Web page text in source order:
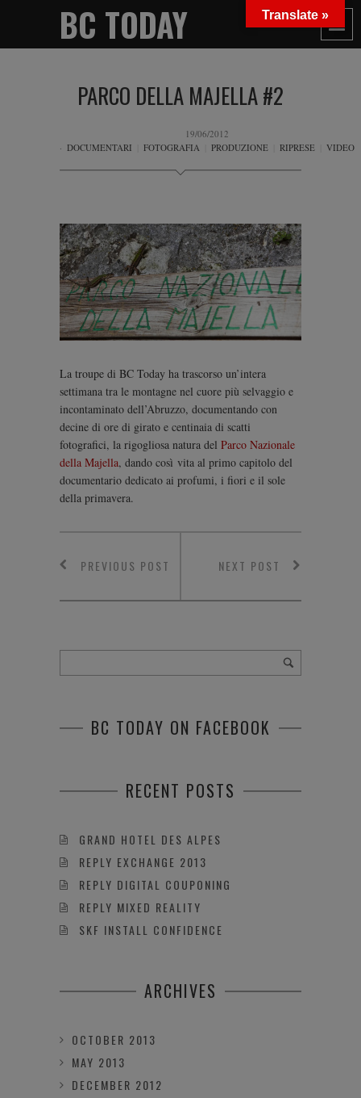
BC TODAY
PARCO DELLA MAJELLA #2
19/06/2012
DOCUMENTARI
FOTOGRAFIA PRODUZIONE RIPRESE VIDEO
La troupe di BC Today ha trascorso un’intera
settimana tra le montagne nel cuore più selvaggio e
incontaminato dell’Abruzzo, documentando con
decine di ore di girato e centinaia di scatti
fotografici, la rigogliosa natura del Parco Nazionale
della Majella, dando così vita al primo capitolo del
documentario dedicato ai profumi, i fiori e il sole
della primavera.
PREVIOUS POST NEXT POST
BC TODAY ON FACEBOOK
RECENT POSTS
GRAND HOTEL DES ALPES
REPLY EXCHANGE 2013
REPLY DIGITAL COUPONING
REPLY MIXED REALITY
SKF INSTALL CONFIDENCE
ARCHIVES
OCTOBER 2013
MAY 2013
DECEMBER 2012
Translate »